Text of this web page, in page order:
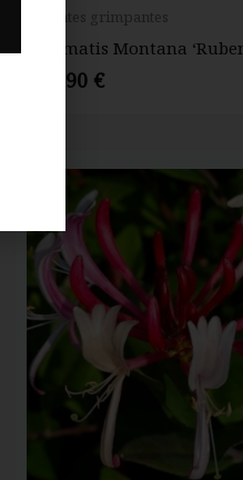
Plantes grimpantes
Clematis Montana
14,90 €